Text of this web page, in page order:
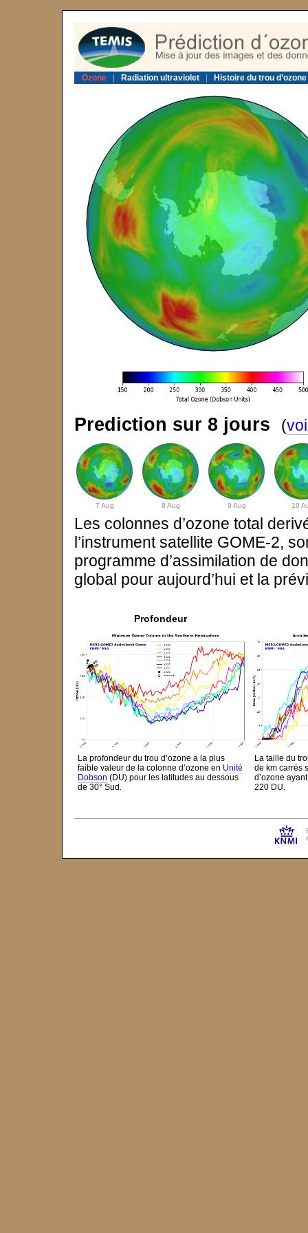
Ozone Radiation ultraviolet Histoire du trou d’ozone
Prediction sur 8 jours (
7 Aug 8 Aug 9 Aug 10
Les colonnes d’ozone total
l’instrument satellite GOME-2,
programme d’assimilation de
global pour aujourd’hui et la
Profondeur
La profondeur du trou d’ozone a la plus
faible valeur de la colonne d’ozone en Unité
Dobson (DU) pour les latitudes au dessous
de 30° Sud.
La taille du
de km carrés
d’ozone
220 DU.